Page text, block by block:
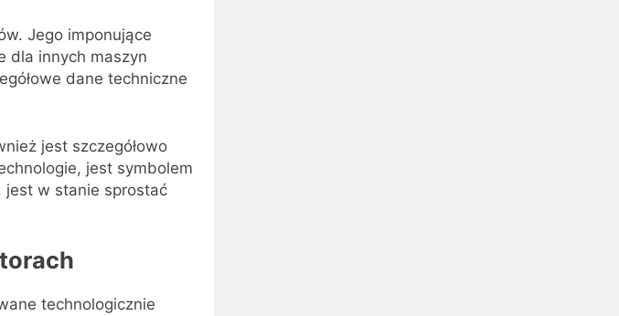
Jego imponujące
dla innych maszyn
dane techniczne
jest szczegółowo
jest symbolem
jest w stanie sprostać
technologicznie